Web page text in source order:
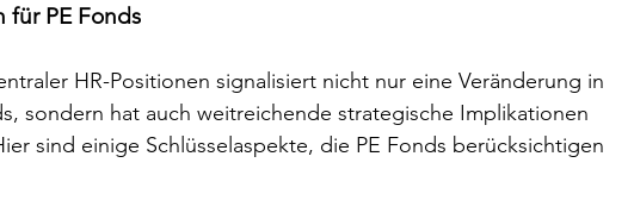
für PE Fonds
HR-Positionen signalisiert nicht nur eine Veränderung in
sondern hat auch weitreichende strategische Implikationen
sind einige Schlüsselaspekte, die PE Fonds berücksichtigen